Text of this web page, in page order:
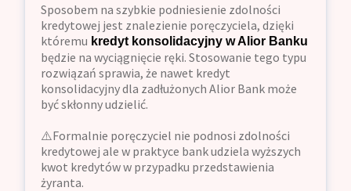
Sposobem na szybkie podniesienie zdolności
kredytowej jest znalezienie poręczyciela, dzięki
któremu kredyt konsolidacyjny w Alior Banku
będzie na wyciągnięcie ręki. Stosowanie tego typu
rozwiązań sprawia, że nawet kredyt
konsolidacyjny dla zadłużonych Alior Bank może
być skłonny udzielić.
⚠️Formalnie poręczyciel nie podnosi zdolności
kredytowej ale w praktyce bank udziela wyższych
kwot kredytów w przypadku przedstawienia
żyranta.